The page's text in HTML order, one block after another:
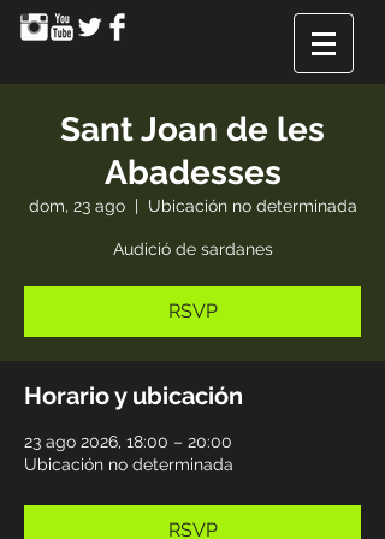
Sant Joan de les
Abadesses
dom, 23 ago
  |
Ubicación no determinada
Audició de sardanes
RSVP
Horario y ubicación
23 ago 2026, 18:00 – 20:00
Ubicación no determinada
RSVP